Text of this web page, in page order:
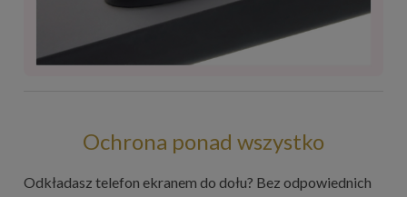
Ochrona ponad wszystko
Odkładasz telefon ekranem do dołu? Bez odpowiednich